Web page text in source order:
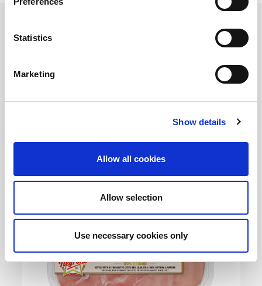
Statistics
Marketing
Show details
Allow all cookies
Allow selection
Use necessary cookies only